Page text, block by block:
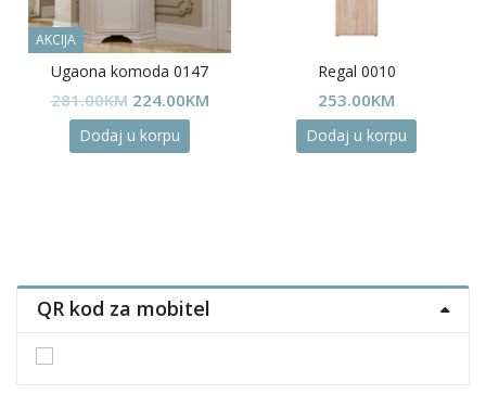
AKCIJA
Ugaona komoda 0147
281.00KM Original
price
was:
224.00KMCurrent
Dodaj u korpu
Regal 0010
253.00KM
Dodaj u korpu
QR kod za mobitel